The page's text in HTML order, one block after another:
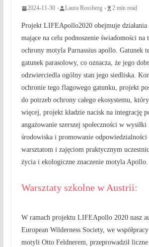
2024-11-30 Laura Rossberg 2 min read
Projekt LIFEApollo2020 obejmuje działania
mające na celu podnoszenie świadomości na
ochrony motyla Parnassius apollo. Gatunek
gatunek parasolowy, co oznacza, że jego
odzwierciedla ogólny stan jego siedliska.
ochronie tego flagowego gatunku, projekt
do potrzeb ochrony całego ekosystemu,
więcej, projekt kładzie nacisk na integrację
angażowanie szerszej społeczności w
środowiska i promowanie odpowiedzialności
warsztatom i zajęciom praktycznym
życia i ekologiczne znaczenie motyla Apollo.
Warsztaty szkolne w Austrii:
W ramach projektu LIFEApollo 2020 nasz
European Wilderness Society, we
motyli Otto Feldnerem, przeprowadził liczne